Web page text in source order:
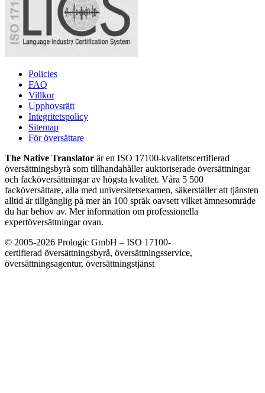
Policies
FAQ
Villkor
Upphovsrätt
Integritetspolicy
Sitemap
För översättare
The Native Translator är en ISO 17100-kvalitetscertifierad
översättningsbyrå som tillhandahåller auktoriserade översättningar
och facköversättningar av högsta kvalitet. Våra 5 500
facköversättare, alla med universitetsexamen, säkerställer att tjänsten
alltid är tillgänglig på mer än 100 språk oavsett vilket ämnesområde
du har behov av. Mer information om professionella
expertöversättningar ovan.
© 2005-2026 Prologic GmbH – ISO 17100-
certifierad översättningsbyrå, översättningsservice,
översättningsagentur, översättningstjänst